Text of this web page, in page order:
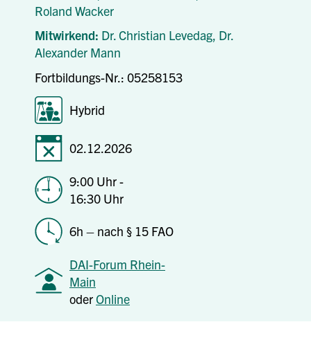
Roland Wacker
Mitwirkend: Dr. Christian Levedag, Dr.
Alexander Mann
Fortbildungs-Nr.: 05258153
Hybrid
02.12.2026
9:00 Uhr -
16:30 Uhr
6h – nach § 15 FAO
DAI-Forum Rhein-
Main
oderOnline